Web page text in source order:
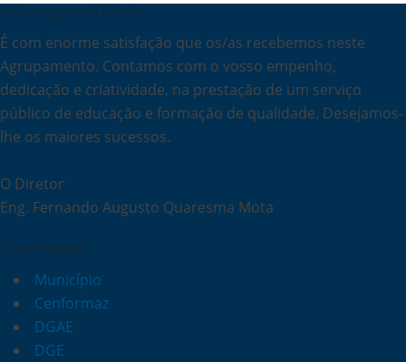
A Mensagem do Diretor
É com enorme satisfação que os/as recebemos neste
Agrupamento. Contamos com o vosso empenho,
dedicação e criatividade, na prestação de um serviço
público de educação e formação de qualidade. Desejamos-
lhe os maiores sucessos.
O Diretor
Eng. Fernando Augusto Quaresma Mota
Links Rápidos
Município
Cenformaz
DGAE
DGE